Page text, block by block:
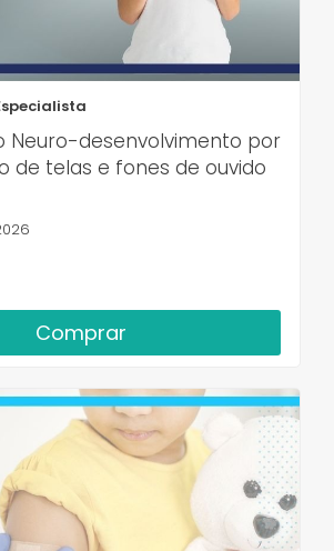
Neuro-desenvolvimento por
de telas e fones de ouvido
Comprar